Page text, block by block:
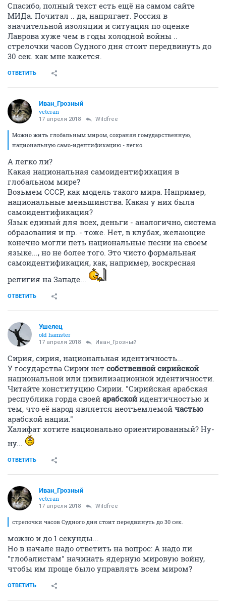
Спасибо, полный текст есть ещё на самом сайте
МИДа. Почитал .. да, напрягает. Россия в
значительной изоляции и ситуация по оценке
Лаврова хуже чем в годы холодной войны ..
стрелочки часов Судного дня стоит передвинуть до
30 сек. как мне кажется.
ОТВЕТИТЬ
Иван_Грозный
veteran
17 апреля 2018 Wildfree
Можно жить глобальным миром, сохраняя гомударственную,
национальную само-идентификацию - легко.
А легко ли?
Какая национальная самоидентификация в
глобальном мире?
Возьмем СССР, как модель такого мира. Например,
национальные меньшинства. Какая у них была
самоидентификация?
Язык единый для всех, деньги - аналогично, система
образования и пр. - тоже. Нет, в клубах, желающие
конечно могли петь национальные песни на своем
языке..., но не более того. Это чисто формальная
самоидентификация, как, например, воскресная
религия на Западе...
ОТВЕТИТЬ
Ушелец
old hamster
17 апреля 2018 Иван_Грозный
Сирия, сирия, национальная идентичность...
У государства Сирии нет собственной сирийской
национальной или цивилизационной идентичности.
Читайте конституцию Сирии. "Сирийская арабская
республика горда своей арабскойидентичностью и
тем, что её народ является неотъемлемой частью
арабской нации."
Халифат хотите национально ориентированный? Ну-
ну...
ОТВЕТИТЬ
Иван_Грозный
veteran
17 апреля 2018 Wildfree
стрелочки часов Судного дня стоит передвинуть до 30 сек.
можно и до 1 секунды...
Но в начале надо ответить на вопрос: А надо ли
"глобалистам" начинать ядерную мировую войну,
чтобы им проще было управлять всем миром?
ОТВЕТИТЬ